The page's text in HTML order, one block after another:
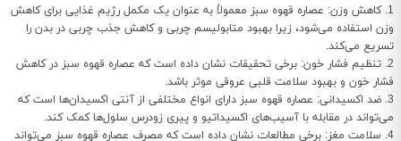
1. کاهش وزن: عصاره قهوه سبز معمولاً به عنوان یک مکمل رژیم غذایی برای کاهش
وزن استفاده می‌شود، زیرا بهبود متابولیسم چربی و کاهش جذب چربی در بدن را
تسریع می‌کند.
2. تنظیم فشار خون: برخی تحقیقات نشان داده است که عصاره قهوه سبز در کاهش
فشار خون و بهبود سلامت قلبی عروقی موثر باشد.
3. ضد اکسیدانی: عصاره قهوه سبز دارای انواع مختلفی از آنتی اکسیدان‌ها است که
می‌تواند در مقابله با آسیب‌های اکسیداتیو و پیری زودرس سلول‌ها کمک کند.
4. سلامت مغز: برخی مطالعات نشان داده است که مصرف عصاره قهوه سبز می‌تواند